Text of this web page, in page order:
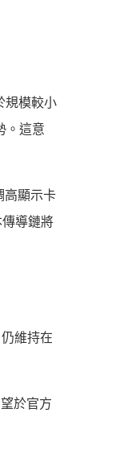
規模較小
。這意
高顯示卡
導鏈將
維持在
於官方